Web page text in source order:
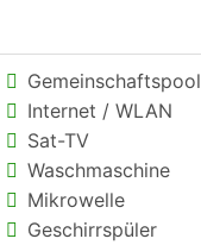
Gemeinschaftspool
Internet / WLAN
Sat-TV
Waschmaschine
Mikrowelle
Geschirrspüler